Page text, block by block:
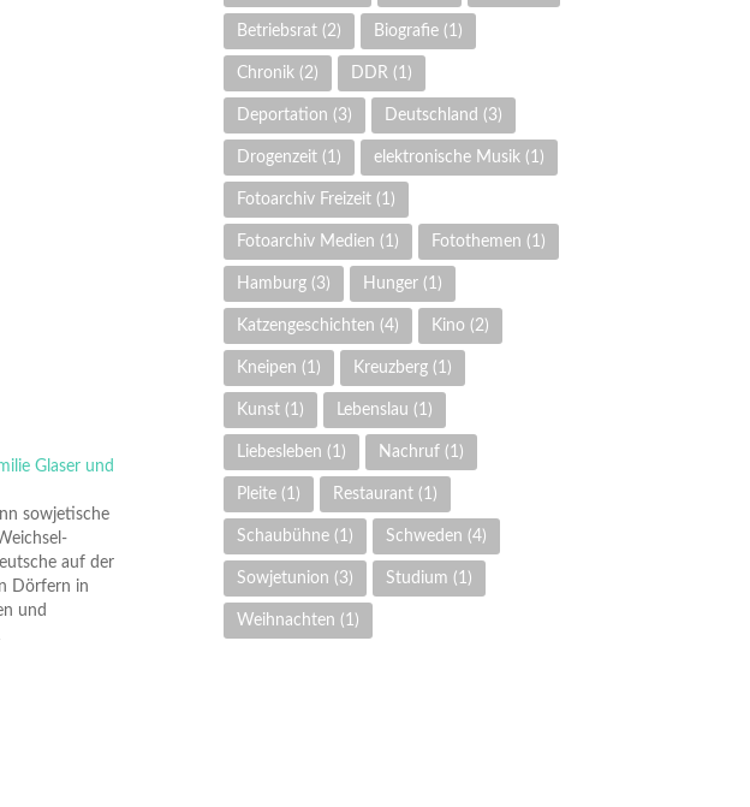
Glaser und
sowjetische
auf der
Dörfern in
und
Flucht
Westen,
Betriebsrat (2) Biografie (1)
Chronik (2) DDR (1)
Deportation (3) Deutschland (3)
Drogenzeit (1) elektronische Musik (1)
Fotoarchiv Freizeit (1)
Fotoarchiv Medien (1) Fotothemen (1)
Hamburg (3) Hunger (1)
Katzengeschichten (4) Kino (2)
Kneipen (1) Kreuzberg (1)
Kunst (1) Lebenslau (1)
Liebesleben (1) Nachruf (1)
Pleite (1) Restaurant (1)
Schaubühne (1) Schweden (4)
Sowjetunion (3) Studium (1)
Weihnachten (1)